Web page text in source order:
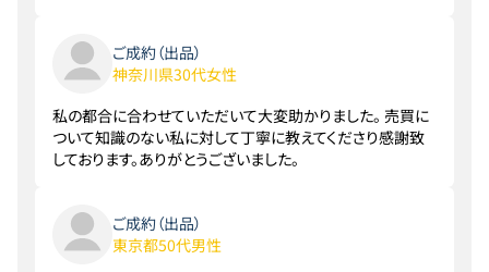
ご成約（出品）
神奈川県30代女性
私の都合に合わせていただいて大変助かりました。 売買に
ついて知識のない私に対して丁寧に教えてくださり感謝致
しております。ありがとうございました。
ご成約（出品）
東京都50代男性